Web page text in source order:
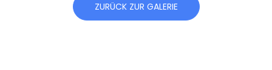
ZURÜCK ZUR GALERIE